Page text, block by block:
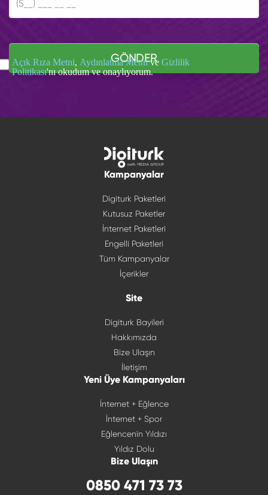
GÖNDER
Açık Rıza Metni, Aydınlatma Metnive Gizlilik
Politikası'nı okudum ve onaylıyorum.
Kampanyalar
Digiturk Paketleri
Kutusuz Paketler
İnternet Paketleri
Engelli Paketleri
Tüm Kampanyalar
İçerikler
Site
Digiturk Bayileri
Hakkımızda
Bize Ulaşın
İletişim
Yeni Üye Kampanyaları
İnternet + Eğlence
İnternet + Spor
Eğlencenin Yıldızı
Yıldız Dolu
Bize Ulaşın
0850 471 73 73